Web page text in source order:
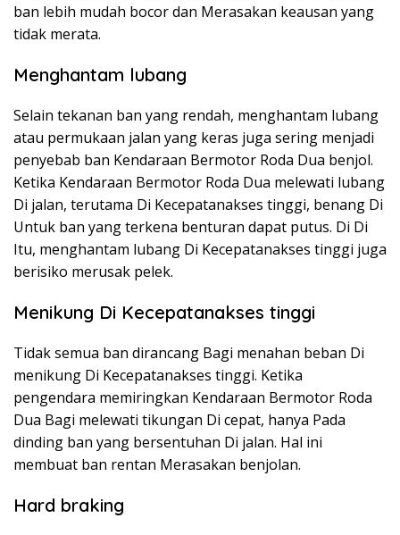
ban lebih mudah bocor dan Merasakan keausan yang
tidak merata.
Menghantam lubang
Selain tekanan ban yang rendah, menghantam lubang
atau permukaan jalan yang keras juga sering menjadi
penyebab ban Kendaraan Bermotor Roda Dua benjol.
Ketika Kendaraan Bermotor Roda Dua melewati lubang
Di jalan, terutama Di Kecepatanakses tinggi, benang Di
Untuk ban yang terkena benturan dapat putus. Di Di
Itu, menghantam lubang Di Kecepatanakses tinggi juga
berisiko merusak pelek.
Menikung Di Kecepatanakses tinggi
Tidak semua ban dirancang Bagi menahan beban Di
menikung Di Kecepatanakses tinggi. Ketika
pengendara memiringkan Kendaraan Bermotor Roda
Dua Bagi melewati tikungan Di cepat, hanya Pada
dinding ban yang bersentuhan Di jalan. Hal ini
membuat ban rentan Merasakan benjolan.
Hard braking